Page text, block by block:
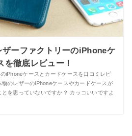
ーファクトリーのiPhoneケ
を徹底レビュー！
iPhoneケースとカードケースを口コミレビ
物のレザーのiPhoneケースやカードケースが
を思っていないですか？ カッコいいですよ